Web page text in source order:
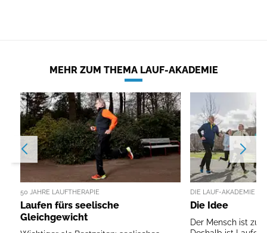
MEHR ZUM THEMA LAUF-AKADEMIE
50 JAHRE LAUFTHERAPIE
Laufen fürs seelische
Gleichgewicht
DIE LAUF-AKADEMIE
Die Idee
Der Mensch ist